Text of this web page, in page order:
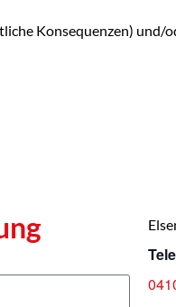
Konsequenzen)